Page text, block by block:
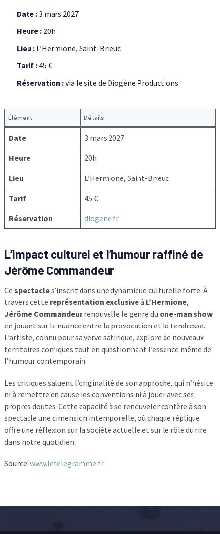
Date :3 mars 2027
Heure :20h
Lieu :L’Hermione, Saint-Brieuc
Tarif :45 €
Réservation :via le site de Diogène Productions
Élément Détails
Date 3 mars 2027
Heure 20h
Lieu L’Hermione, Saint-Brieuc
Tarif 45 €
Réservation diogene.fr
L’impact culturel et l’humour raffiné de
Jérôme Commandeur
Ce spectacles’inscrit dans une dynamique culturelle forte. À
travers cette représentation exclusiveà L’Hermione,
Jérôme Commandeurrenouvelle le genre du one-man show
en jouant sur la nuance entre la provocation et la tendresse.
L’artiste, connu pour sa verve satirique, explore de nouveaux
territoires comiques tout en questionnant l’essence même de
l’humour contemporain.
Les critiques saluent l’originalité de son approche, qui n’hésite
ni à remettre en cause les conventions ni à jouer avec ses
propres doutes. Cette capacité à se renouveler confère à son
spectacle une dimension intemporelle, où chaque réplique
offre une réflexion sur la société actuelle et sur le rôle du rire
dans notre quotidien.
Source: www.letelegramme.fr